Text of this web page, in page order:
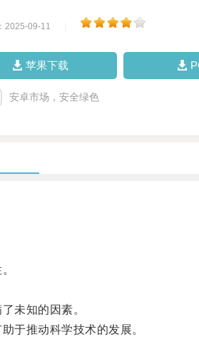
2025-09-11
苹果下载
安卓市场，安全绿色
未知的因素。
于推动科学技术的发展。